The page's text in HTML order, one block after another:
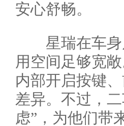
安心舒畅。
星瑞在车身
用空间足够宽
内部开启按键
差异。不过，
虑”，为他们带